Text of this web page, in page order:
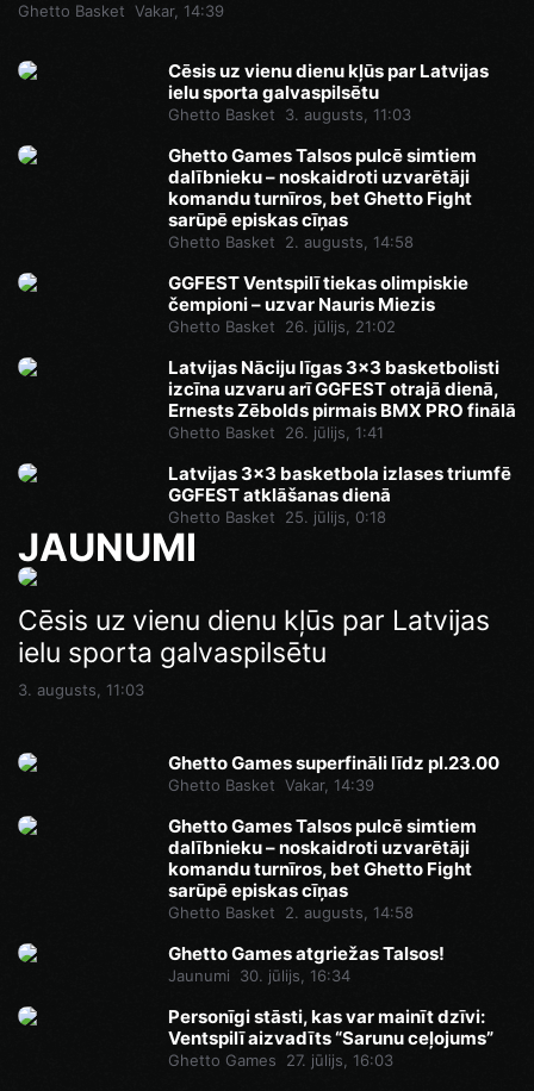
Ghetto Basket Vakar, 14:39
Cēsis uz vienu dienu kļūs par Latvijas
ielu sporta galvaspilsētu
Ghetto Basket 3. augusts, 11:03
Ghetto Games Talsos pulcē simtiem
dalībnieku – noskaidroti uzvarētāji
komandu turnīros, bet Ghetto Fight
sarūpē episkas cīņas
Ghetto Basket 2. augusts, 14:58
GGFEST Ventspilī tiekas olimpiskie
čempioni – uzvar Nauris Miezis
Ghetto Basket 26. jūlijs, 21:02
Latvijas Nāciju līgas 3x3 basketbolisti
izcīna uzvaru arī GGFEST otrajā dienā,
Ernests Zēbolds pirmais BMX PRO finālā
Ghetto Basket 26. jūlijs, 1:41
Latvijas 3x3 basketbola izlases triumfē
GGFEST atklāšanas dienā
Ghetto Basket 25. jūlijs, 0:18
JAUNUMI
Ghetto Games superfināli līdz pl.23.00
Vakar, 14:46
Cēsis uz vienu dienu kļūs par Latvijas
ielu sporta galvaspilsētu
3. augusts, 11:03
Pēdējā iespēja pirms Superfināla:
Ghetto Football pie “AKROPOLE Rīga”
izspēlēs dubultos punktus
Ghetto Games superfināli līdz pl.23.00
Ghetto Basket Vakar, 14:39
Ghetto Games Talsos pulcē simtiem
dalībnieku – noskaidroti uzvarētāji
komandu turnīros, bet Ghetto Fight
sarūpē episkas cīņas
Ghetto Basket 2. augusts, 14:58
Ghetto Games atgriežas Talsos!
Jaunumi 30. jūlijs, 16:34
Personīgi stāsti, kas var mainīt dzīvi:
Ventspilī aizvadīts “Sarunu ceļojums”
Ghetto Games 27. jūlijs, 16:03